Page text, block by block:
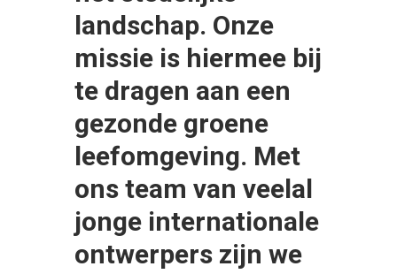
landschap. Onze
missie is hiermee bij
te dragen aan een
gezonde groene
leefomgeving. Met
ons team van veelal
jonge internationale
ontwerpers zijn we